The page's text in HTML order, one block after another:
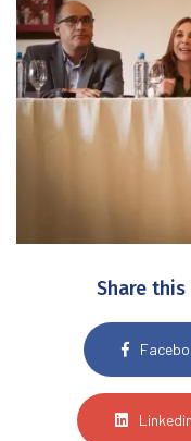
Share
Linkedin